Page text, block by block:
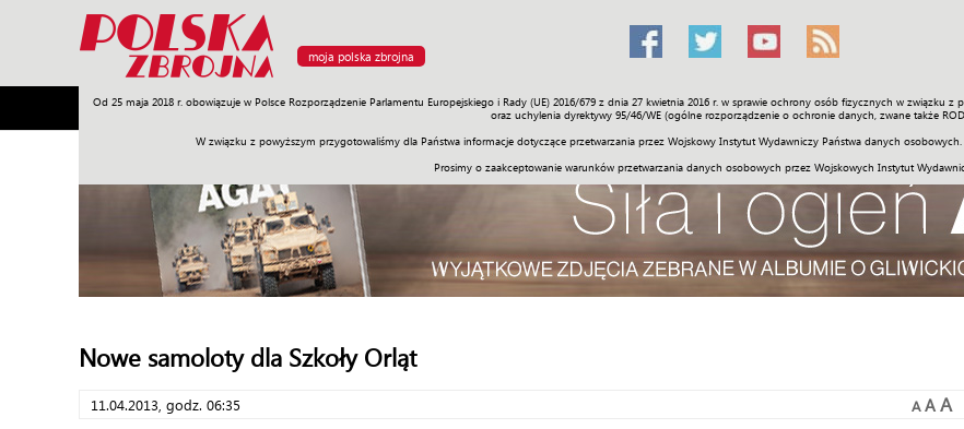
moja polska zbrojna
Od 25 maja 2018 r. obowiązuje w Polsce Rozporządzenie Parlamentu Europejskiego i Rady (UE) 2016/679 z dnia 27 kwietnia 2016 r. w sprawie ochrony osób fizycznych w związku
oraz uchylenia dyrektywy 95/46/WE (ogólne rozporządzenie o ochronie danych, zwane także
W związku z powyższym przygotowaliśmy dla Państwa informacje dotyczące przetwarzania przez Wojskowy Instytut Wydawniczy Państwa danych
Prosimy o zaakceptowanie warunków przetwarzania danych osobowych przez Wojskowych Instytut
Armia Poligon Sprzęt Misje Polityka Prawo Świat Społeczność Sport Historia Galerie Wideo
Nowe samoloty dla Szkoły Orląt
11.04.2013, godz. 06:35 A A A